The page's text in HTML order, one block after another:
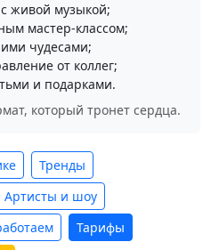
живой музыкой;
мастер-классом;
чудесами;
от коллег;
и подарками.
который тронет сердца.
Тренды
Артисты и шоу
Тарифы